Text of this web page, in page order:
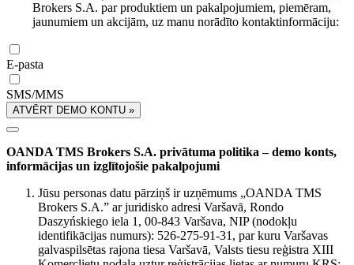
Brokers S.A. par produktiem un pakalpojumiem, piemēram,
jaunumiem un akcijām, uz manu norādīto kontaktinformāciju:
E-pasta
SMS/MMS
ATVĒRT DEMO KONTU »
OANDA TMS Brokers S.A. privātuma politika – demo konts,
informācijas un izglītojošie pakalpojumi
Jūsu personas datu pārziņš ir uzņēmums „OANDA TMS
Brokers S.A.” ar juridisko adresi Varšavā, Rondo
Daszyńskiego iela 1, 00-843 Varšava, NIP (nodokļu
identifikācijas numurs): 526-275-91-31, par kuru Varšavas
galvaspilsētas rajona tiesa Varšavā, Valsts tiesu reģistra XIII